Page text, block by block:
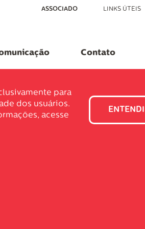
MenuASSOCIADO LINKS ÚTEIS
Contato
para
dos usuários.
acesse
ENTENDI